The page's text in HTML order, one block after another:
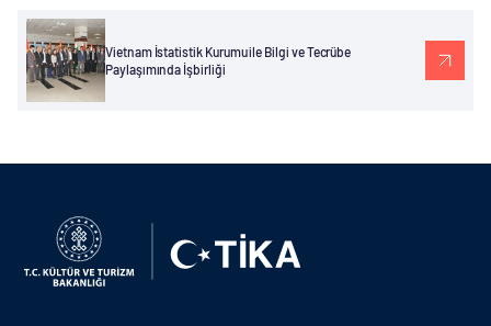
Vietnam İstatistik Kurumu ile Bilgi ve Tecrübe
Paylaşımında İşbirliği